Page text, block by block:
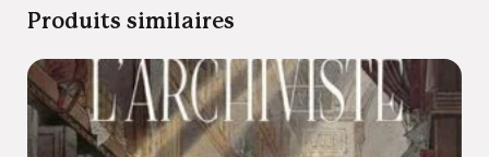
Produits similaires